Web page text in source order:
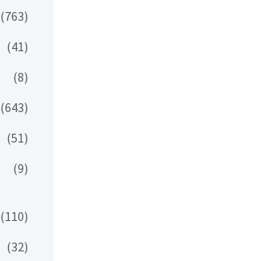
(763)
(41)
(8)
(643)
(51)
(9)
(110)
(32)